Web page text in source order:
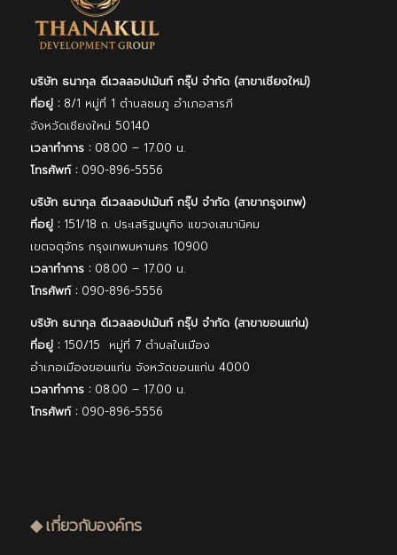
บริษัท ธนากุล ดีเวลลอปเม้นท์ กรุ๊ป จํากัด (สาขาเชียงใหม่)
ที่อยู่ :8/1 หมู่ที่ 1 ตำบลชมภู อำเภอสารภี
จังหวัดเชียงใหม่ 50140
เวลาทำการ :08.00 – 17.00 น.
โทรศัพท์ :090-896-5556
บริษัท ธนากุล ดีเวลลอปเม้นท์ กรุ๊ป จํากัด (สาขากรุงเทพ)
ที่อยู่ :151/18 ถ. ประเสริฐมนูกิจ แขวงเสนานิคม
เขตจตุจักร กรุงเทพมหานคร 10900
เวลาทำการ :08.00 – 17.00 น.
โทรศัพท์ :090-896-5556
บริษัท ธนากุล ดีเวลลอปเม้นท์ กรุ๊ป จํากัด (สาขาขอนแก่น)
ที่อยู่ :150/15 หมู่ที่ 7 ตำบลในเมือง
อำเภอเมืองขอนแก่น จังหวัดขอนแก่น 4000
เวลาทำการ :08.00 – 17.00 น.
โทรศัพท์ :090-896-5556
◆ เกี่ยวกับองค์กร